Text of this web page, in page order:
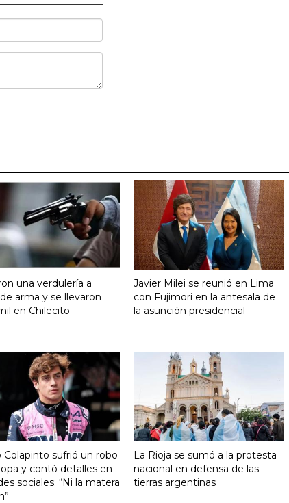
una verdulería a
arma y se llevaron
en Chilecito
Javier Milei se reunió en Lima
con Fujimori en la antesala de
la asunción presidencial
Colapinto sufrió un robo
y contó detalles en
sociales: “Ni la matera
La Rioja se sumó a la protesta
nacional en defensa de las
tierras argentinas